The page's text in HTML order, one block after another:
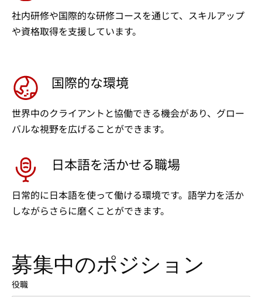
社内研修や国際的な研修コースを通じて、スキルアップ
や資格取得を支援しています。
国際的な環境
世界中のクライアントと協働できる機会があり、グロー
バルな視野を広げることができます。
日本語を活かせる職場
日常的に日本語を使って働ける環境です。語学力を活か
しながらさらに磨くことができます。
募集中のポジション
役職